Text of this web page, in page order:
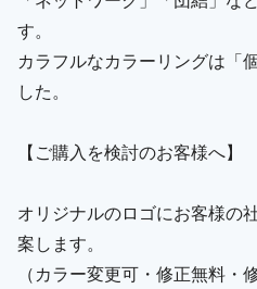
す。
カラフルなカラーリングは「
した。
【ご購入を検討のお客様へ】
オリジナルのロゴにお客様の
案します。
（カラー変更可・修正無料・